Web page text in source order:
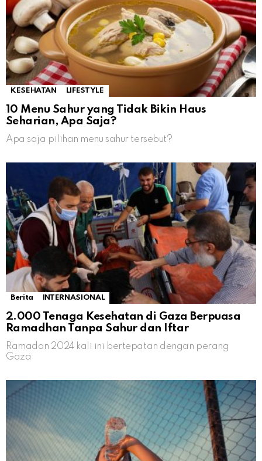
KESEHATAN LIFESTYLE
10 Menu Sahur yang Tidak Bikin Haus
Seharian, Apa Saja?
Apa saja pilihan menu sahur tersebut?
Berita INTERNASIONAL
2.000 Tenaga Kesehatan di Gaza Berpuasa
Ramadhan Tanpa Sahur dan Iftar
Ramadan 2024 kali ini bertepatan dengan perang
Gaza